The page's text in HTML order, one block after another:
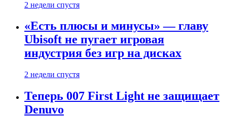
2 недели спустя
«Есть плюсы и минусы» — главу
Ubisoft не пугает игровая
индустрия без игр на дисках
2 недели спустя
Теперь 007 First Light не защищает
Denuvo